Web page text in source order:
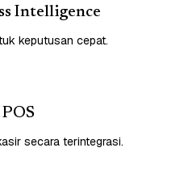
Intelligence
keputusan cepat.
secara terintegrasi.